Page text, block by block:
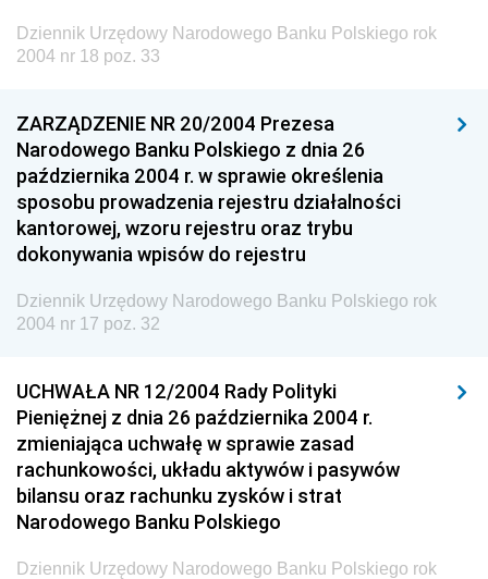
Inspektora Ochrony Środowiska
Dziennik Urzędowy Ministerstwa Kultury, Dziedzictwa
Narodowego i Sportu
Dziennik Urzędowy Ministra Finansów, Funduszy i
Polityki Regionalnej
Dziennik Urzędowy Ministra Rozwoju, Pracy i
Dziennik Urzędowy Ministra Kultury, Dziedzictwa
Narodowego i Sportu
Społecznej
Dziennik Urzędowy Komendy Głównej Straży
Granicznej
Dziennik Urzędowy Głównego Inspektoratu Transportu
Drogowego
Dziennik Urzędowy Narodowego Banku Polskiego
Dziennik Urzędowy Narodowego Banku Polskiego rok
2004 nr 18 poz. 33
ZARZĄDZENIE NR 20/2004 Prezesa
Narodowego Banku Polskiego z dnia 26
października 2004 r. w sprawie określenia
sposobu prowadzenia rejestru działalności
kantorowej, wzoru rejestru oraz trybu
dokonywania wpisów do rejestru
Dziennik Urzędowy Narodowego Banku Polskiego rok
2004 nr 17 poz. 32
UCHWAŁA NR 12/2004 Rady Polityki
Pieniężnej z dnia 26 października 2004 r.
zmieniająca uchwałę w sprawie zasad
rachunkowości, układu aktywów i pasywów
bilansu oraz rachunku zysków i strat
Narodowego Banku Polskiego
Dziennik Urzędowy Narodowego Banku Polskiego rok